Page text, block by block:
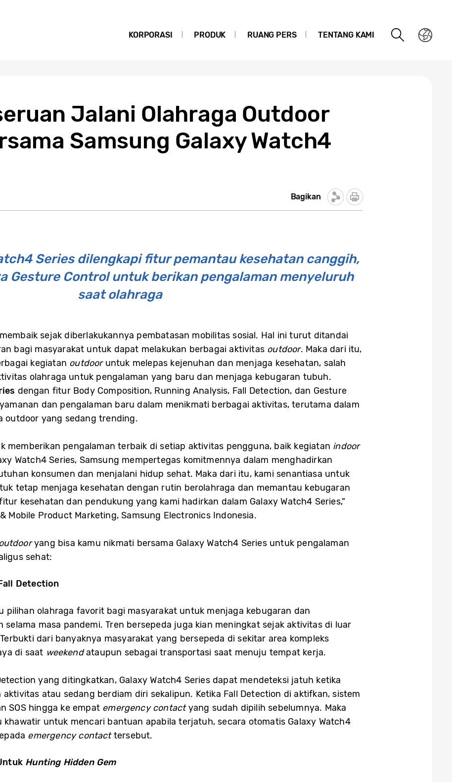
KORPORASI PRODUK RUANG PERS TENTANG KAMI
Jalani Olahraga Outdoor
Samsung Galaxy Watch4
Bagikan
Series dilengkapi fitur pemantau kesehatan canggih,
Gesture Control untuk berikan pengalaman menyeluruh
saat olahraga
sejak diberlakukannya pembatasan mobilitas sosial. Hal ini turut ditandai
bagi masyarakat untuk dapat melakukan berbagai aktivitas outdoor. Maka dari itu,
kegiatan outdooruntuk melepas kejenuhan dan menjaga kesehatan, salah
olahraga untuk pengalaman yang baru dan menjaga kebugaran tubuh.
dengan fitur Body Composition, Running Analysis, Fall Detection, dan Gesture
dan pengalaman baru dalam menikmati berbagai aktivitas, terutama dalam
outdoor yang sedang trending.
memberikan pengalaman terbaik di setiap aktivitas pengguna, baik kegiatan indoor
Watch4 Series, Samsung mempertegas komitmennya dalam menghadirkan
konsumen dan menjalani hidup sehat. Maka dari itu, kami senantiasa untuk
tetap menjaga kesehatan dengan rutin berolahraga dan memantau kebugaran
kesehatan dan pendukung yang kami hadirkan dalam Galaxy Watch4 Series,”
Mobile Product Marketing, Samsung Electronics Indonesia.
yang bisa kamu nikmati bersama Galaxy Watch4 Series untuk pengalaman
sehat:
Detection
pilihan olahraga favorit bagi masyarakat untuk menjaga kebugaran dan
masa pandemi. Tren bersepeda juga kian meningkat sejak aktivitas di luar
dari banyaknya masyarakat yang bersepeda di sekitar area kompleks
di saat weekendataupun sebagai transportasi saat menuju tempat kerja.
yang ditingkatkan, Galaxy Watch4 Series dapat mendeteksi jatuh ketika
atau sedang berdiam diri sekalipun. Ketika Fall Detection di aktifkan, sistem
SOS hingga ke empat emergency contactyang sudah dipilih sebelumnya. Maka
untuk mencari bantuan apabila terjatuh, secara otomatis Galaxy Watch4
emergency contacttersebut.
Hunting Hidden Gem